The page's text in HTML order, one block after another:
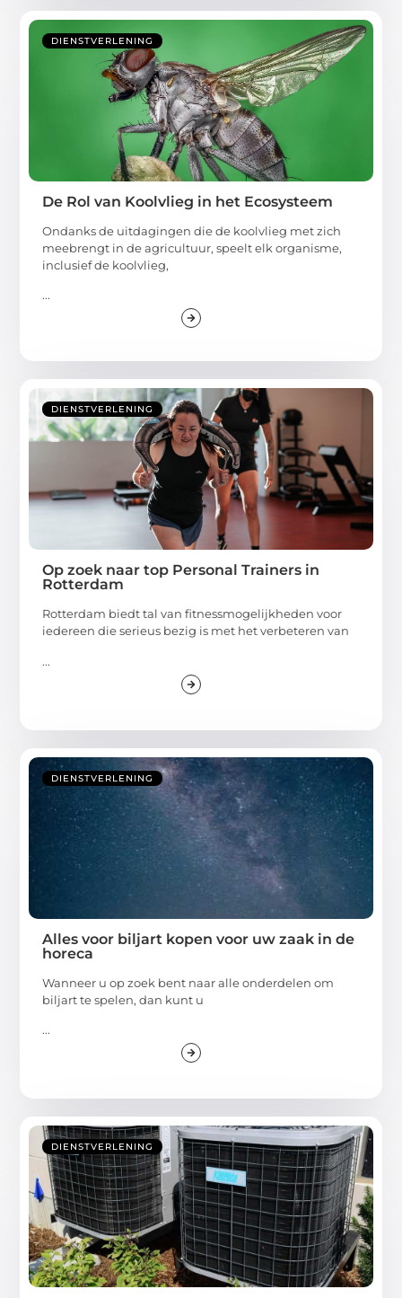
DIENSTVERLENING
De Rol van Koolvlieg in het Ecosysteem
Ondanks de uitdagingen die de koolvlieg met zich
meebrengt in de agricultuur, speelt elk organisme,
inclusief de koolvlieg,
...
DIENSTVERLENING
Op zoek naar top Personal Trainers in
Rotterdam
Rotterdam biedt tal van fitnessmogelijkheden voor
iedereen die serieus bezig is met het verbeteren van
...
DIENSTVERLENING
Alles voor biljart kopen voor uw zaak in de
horeca
Wanneer u op zoek bent naar alle onderdelen om
biljart te spelen, dan kunt u
...
DIENSTVERLENING